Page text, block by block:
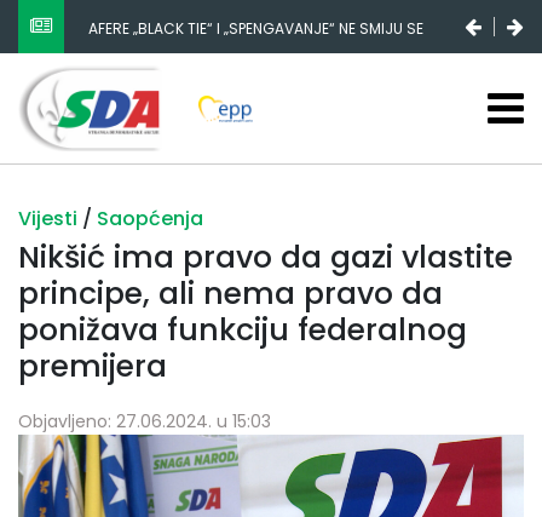
AFERE „BLACK TIE“ I „SPENGAVANJE“ NE SMIJU SE
ZATAŠKATI
Vijesti / Saopćenja
Nikšić ima pravo da gazi vlastite
principe, ali nema pravo da
ponižava funkciju federalnog
premijera
Objavljeno: 27.06.2024. u 15:03